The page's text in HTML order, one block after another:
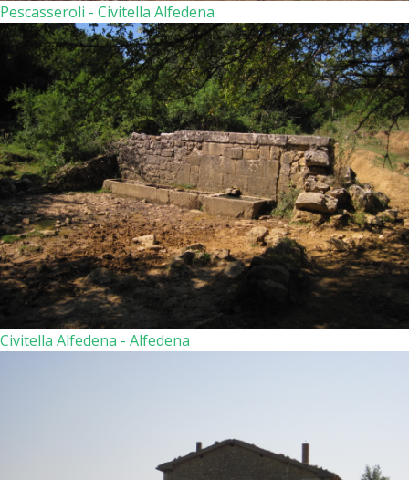
Pescasseroli - Civitella Alfedena
Civitella Alfedena - Alfedena